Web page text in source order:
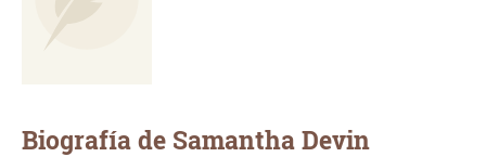
Biografía de Samantha Devin